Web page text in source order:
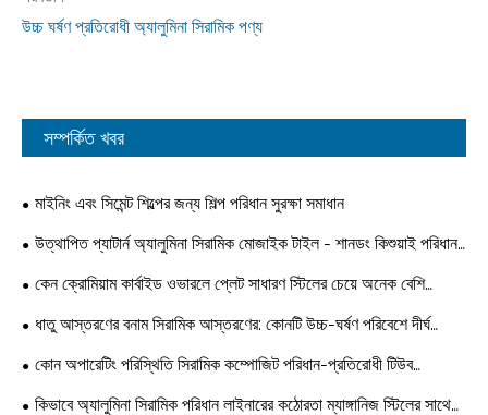
উচ্চ ঘর্ষণ প্রতিরোধী অ্যালুমিনা সিরামিক পণ্য
সম্পর্কিত খবর
মাইনিং এবং সিমেন্ট শিল্পের জন্য শিল্প পরিধান সুরক্ষা সমাধান
উত্থাপিত প্যাটার্ন অ্যালুমিনা সিরামিক মোজাইক টাইল - শানডং কিশুয়াই পরিধান
প্রতিরোধী সরঞ্জাম থেকে একটি ব্যবহারিক পরিধান সমাধান
কেন ক্রোমিয়াম কার্বাইড ওভারলে প্লেট সাধারণ স্টিলের চেয়ে অনেক বেশি
পরিধান-প্রতিরোধী?
ধাতু আস্তরণের বনাম সিরামিক আস্তরণের: কোনটি উচ্চ-ঘর্ষণ পরিবেশে দীর্ঘ
পরিষেবা জীবন অফার করে?
কোন অপারেটিং পরিস্থিতি সিরামিক কম্পোজিট পরিধান-প্রতিরোধী টিউব
ব্যবহারের জন্য উপযুক্ত নয়?
কিভাবে অ্যালুমিনা সিরামিক পরিধান লাইনারের কঠোরতা ম্যাঙ্গানিজ স্টিলের সাথে